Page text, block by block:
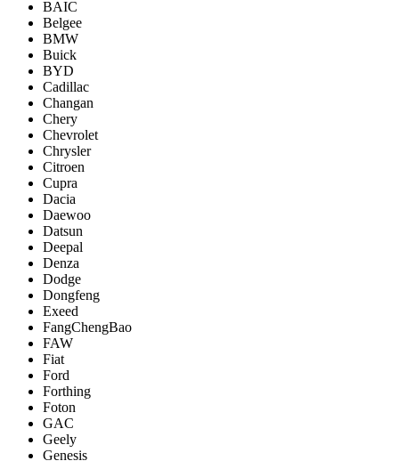
BAIC
Belgee
BMW
Buick
BYD
Cadillac
Changan
Chery
Chevrolet
Chrysler
Citroen
Cupra
Dacia
Daewoo
Datsun
Deepal
Denza
Dodge
Dongfeng
Exeed
FangChengBao
FAW
Fiat
Ford
Forthing
Foton
GAC
Geely
Genesis